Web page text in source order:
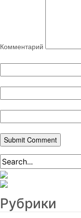
Комментарий
Рубрики